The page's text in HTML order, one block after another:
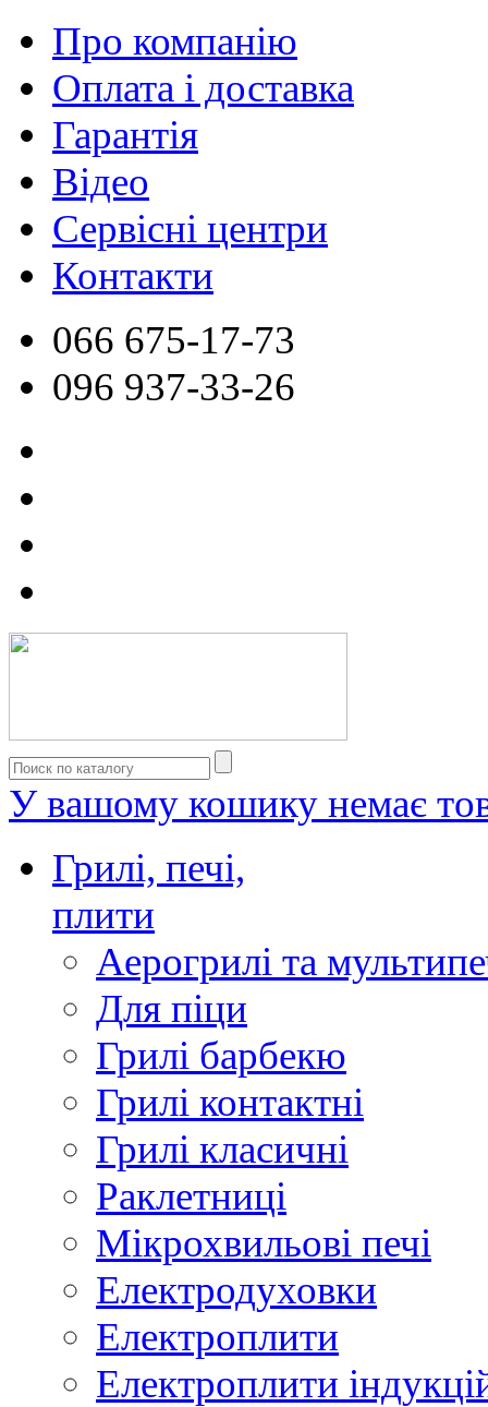
Про компанію
Оплата і доставка
Гарантія
Відео
Сервісні центри
Контакти
066 675-17-73
096 937-33-26
У вашому кошику немає
Грилі, печі,
плити
Аерогрилі та
Для піци
Грилі барбекю
Грилі контактні
Грилі класичні
Раклетниці
Мікрохвильові печі
Електродуховки
Електроплити
Електроплити